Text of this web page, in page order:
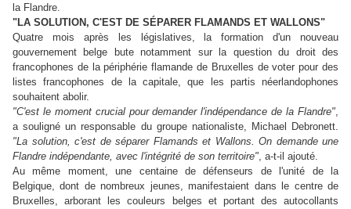
la Flandre.
"LA SOLUTION, C'EST DE SÉPARER FLAMANDS ET WALLONS"
Quatre mois après les législatives, la formation d'un nouveau
gouvernement belge bute notamment sur la question du droit des
francophones de la périphérie flamande de Bruxelles de voter pour des
listes francophones de la capitale, que les partis néerlandophones
souhaitent abolir.
"C'est le moment crucial pour demander l'indépendance de la Flandre",
a souligné un responsable du groupe nationaliste, Michael Debronett.
"La solution, c'est de séparer Flamands et Wallons. On demande une
Flandre indépendante, avec l'intégrité de son territoire", a-t-il ajouté.
Au même moment, une centaine de défenseurs de l'unité de la
Belgique, dont de nombreux jeunes, manifestaient dans le centre de
Bruxelles, arborant les couleurs belges et portant des autocollants